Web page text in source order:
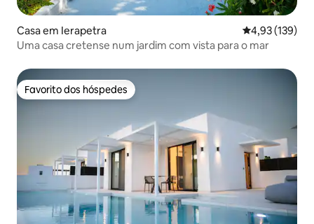
Casa em Ierapetra Classificação
4,93 (139)
Uma casa cretense num jardim com vista para o mar
Favorito dos hóspedes
Favorito dos hóspedes